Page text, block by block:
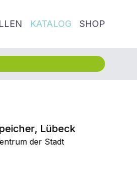
KATALOG SHOP
Lübeck
der Stadt